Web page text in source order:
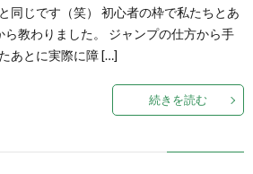
同じです（笑） 初心者の枠で私たちとあ
ら教わりました。 ジャンプの仕方から手
あとに実際に障 […]
続きを読む